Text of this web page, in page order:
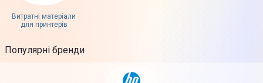
Витратні матеріали
для принтерів
Популярні бренди